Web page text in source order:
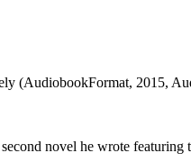
(AudiobookFormat, 2015,
novel he wrote